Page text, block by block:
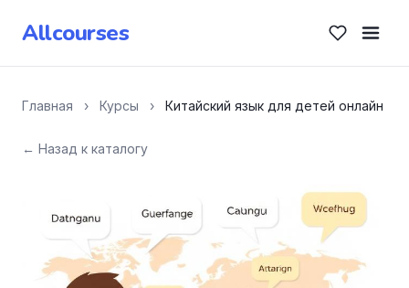
Allcourses
Главная › Курсы › Китайский язык для детей онлайн
← Назад к каталогу